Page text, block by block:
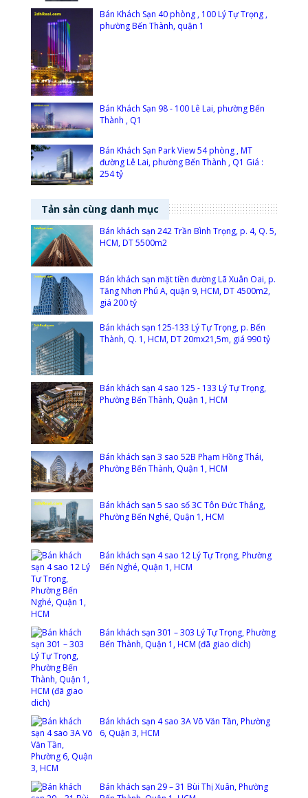
Bán Khách Sạn 40 phòng , 100 Lý Tự Trọng ,
phường Bến Thành, quận 1
Bán Khách Sạn 98 - 100 Lê Lai, phường Bến
Thành , Q1
Bán Khách Sạn Park View 54 phòng , MT
đường Lê Lai, phường Bến Thành , Q1 Giá :
254 tỷ
Tản sản cùng danh mục
Bán khách sạn 242 Trần Bình Trọng, p. 4, Q. 5,
HCM, DT 5500m2
Bán khách sạn mặt tiền đường Lã Xuân Oai, p.
Tăng Nhơn Phú A, quận 9, HCM, DT 4500m2,
giá 200 tỷ
Bán khách sạn 125-133 Lý Tự Trọng, p. Bến
Thành, Q. 1, HCM, DT 20mx21,5m, giá 990 tỷ
Bán khách sạn 4 sao 125 - 133 Lý Tự Trọng,
Phường Bến Thành, Quận 1, HCM
Bán khách sạn 3 sao 52B Phạm Hồng Thái,
Phường Bến Thành, Quận 1, HCM
Bán khách sạn 5 sao số 3C Tôn Đức Thắng,
Phường Bến Nghé, Quận 1, HCM
Bán khách sạn 4 sao 12 Lý Tự Trọng, Phường
Bến Nghé, Quận 1, HCM
Bán khách sạn 301 – 303 Lý Tự Trọng, Phường
Bến Thành, Quận 1, HCM (đã giao dich)
Bán khách sạn 4 sao 3A Võ Văn Tần, Phường
6, Quận 3, HCM
Bán khách sạn 29 – 31 Bùi Thị Xuân, Phường